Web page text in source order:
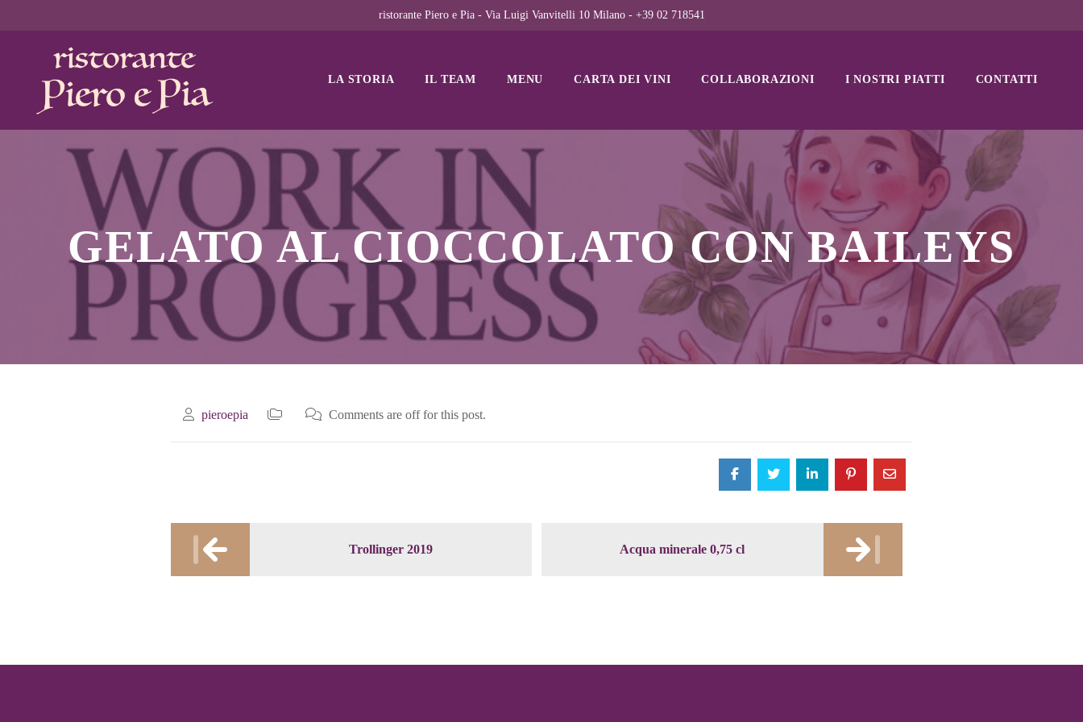
ristorante Piero e Pia - Via Luigi Vanvitelli 10 Milano - +39 02 718541
LA STORIA IL TEAM MENU CARTA DEI VINI COLLABORAZIONI I NOSTRI PIATTI CONTATTI
GELATO AL CIOCCOLATO CON BAILEYS
pieroepia Comments are off for this post.
Post
navigation
Trollinger 2019 Acqua minerale 0,75 cl